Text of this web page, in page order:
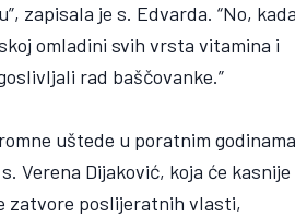
zapisala je s. Edvarda. “No,
omladini svih vrsta vitamina i
rad baščovanke.”
uštede u poratnim
Verena Dijaković, koja će kasnije
zatvore poslijeratnih vlasti,